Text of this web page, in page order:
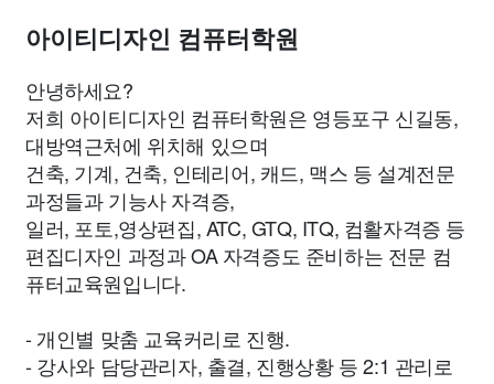
아이티디자인 컴퓨터학원
안녕하세요?
저희 아이티디자인 컴퓨터학원은 영등포구 신길동,
대방역근처에 위치해 있으며
건축, 기계, 건축, 인테리어, 캐드, 맥스 등 설계전문
과정들과 기능사 자격증,
일러, 포토,영상편집, ATC, GTQ, ITQ, 컴활자격증 등
편집디자인 과정과 OA 자격증도 준비하는 전문 컴
퓨터교육원입니다.
- 개인별 맞춤 교육커리로 진행.
- 강사와 담당관리자, 출결, 진행상황 등 2:1 관리로